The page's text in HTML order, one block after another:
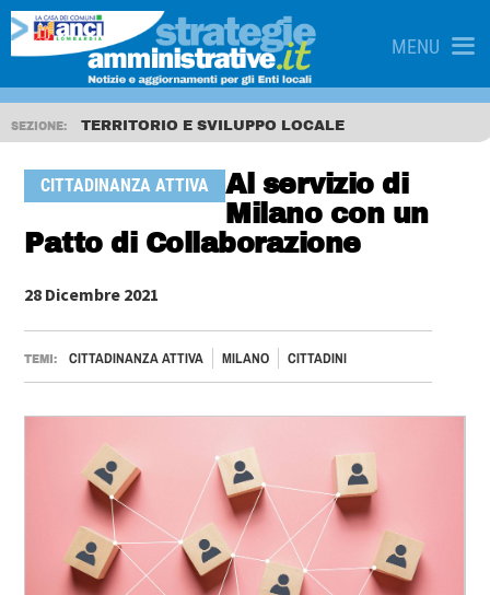
MENU
SEZIONE: TERRITORIO E SVILUPPO LOCALE
CITTADINANZA ATTIVA
Al servizio di
Milano con un
Patto di Collaborazione
28 Dicembre 2021
TEMI: CITTADINANZA ATTIVA MILANO CITTADINI